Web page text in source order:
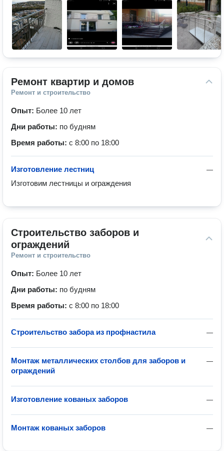
Ремонт квартир и домов
Ремонт и строительство
Опыт: Более 10 лет
Дни работы: по будням
Время работы: с 8:00 по 18:00
—
Изготовление лестниц
Изготовим лестницы и ограждения
Строительство заборов и
ограждений
Ремонт и строительство
Опыт: Более 10 лет
Дни работы: по будням
Время работы: с 8:00 по 18:00
—
Строительство забора из профнастила
—
Монтаж металлических столбов для заборов и
ограждений
—
Изготовление кованых заборов
—
Монтаж кованых заборов